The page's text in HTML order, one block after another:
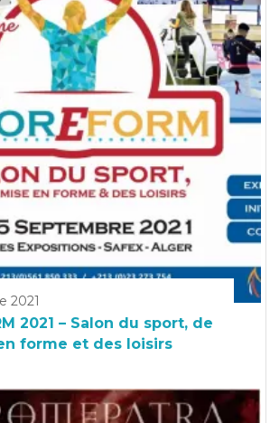
2021
2021 – Salon du sport, de
forme et des loisirs